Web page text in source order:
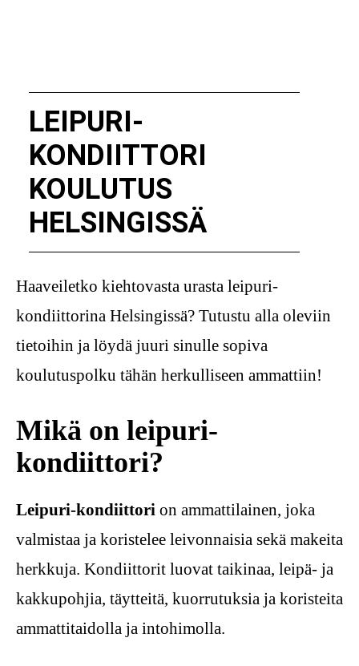
LEIPURI-
KONDIITTORI
KOULUTUS
HELSINGISSÄ
Haaveiletko kiehtovasta urasta leipuri-
kondiittorina Helsingissä? Tutustu alla oleviin
tietoihin ja löydä juuri sinulle sopiva
koulutuspolku tähän herkulliseen ammattiin!
Mikä on leipuri-
kondiittori?
Leipuri-kondiittori on ammattilainen, joka
valmistaa ja koristelee leivonnaisia sekä makeita
herkkuja. Kondiittorit luovat taikinaa, leipä- ja
kakkupohjia, täytteitä, kuorrutuksia ja koristeita
ammattitaidolla ja intohimolla.